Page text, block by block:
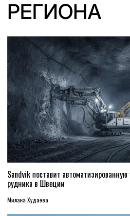
РЕГИОНА
Sandvik поставит
рудника в Швеции
Милана Худаева